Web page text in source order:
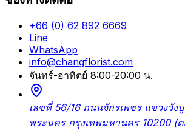
+66 (0) 62 892 6669
Line
WhatsApp
info@changflorist.com
จันทร์-อาทิตย์ 8:00-20:00 น.
เลขที่ 56/16 ถนนจักรเพชร แขวงวัง
พระนคร กรุงเทพมหานคร 10200 (ต